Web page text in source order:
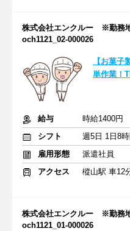
株式会社エンクルー ※勤務
och1121_02-000026
【お菓
単作業！
給与
時給1400円
シフト
週5日 1日8
雇用形態
派遣社員
アクセス
樅山駅 車12
株式会社エンクルー ※勤務
och1121_01-000026